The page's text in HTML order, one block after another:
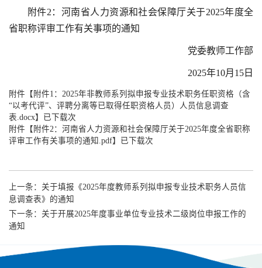
附件2：河南省人力资源和社会保障厅关于2025年度全
省职称评审工作有关事项的通知
党委教师工作部
2025年10月15日
附件【 附件1：2025年非教师系列拟申报专业技术职务任职资格（含
“以考代评”、评聘分离等已取得任职资格人员）人员信息调查
表.docx】已下载次
附件【 附件2：河南省人力资源和社会保障厅关于2025年度全省职称
评审工作有关事项的通知.pdf】已下载次
上一条： ​关于填报《2025年度教师系列拟申报专业技术职务人员信
息调查表》的通知
下一条： 关于开展2025年度事业单位专业技术二级岗位申报工作的
通知